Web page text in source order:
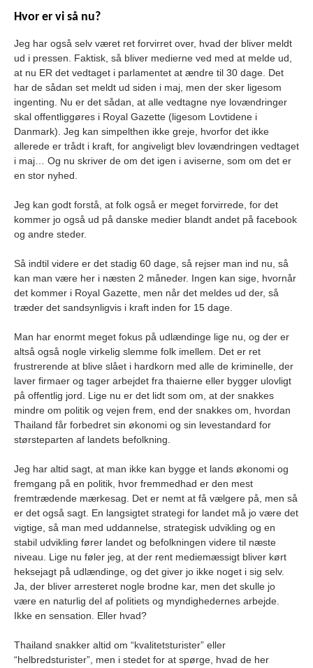
Hvor er vi så nu?
Jeg har også selv været ret forvirret over, hvad der bliver meldt
ud i pressen. Faktisk, så bliver medierne ved med at melde ud,
at nu ER det vedtaget i parlamentet at ændre til 30 dage. Det
har de sådan set meldt ud siden i maj, men der sker ligesom
ingenting. Nu er det sådan, at alle vedtagne nye lovændringer
skal offentliggøres i Royal Gazette (ligesom Lovtidene i
Danmark). Jeg kan simpelthen ikke greje, hvorfor det ikke
allerede er trådt i kraft, for angiveligt blev lovændringen vedtaget
i maj… Og nu skriver de om det igen i aviserne, som om det er
en stor nyhed.
Jeg kan godt forstå, at folk også er meget forvirrede, for det
kommer jo også ud på danske medier blandt andet på facebook
og andre steder.
Så indtil videre er det stadig 60 dage, så rejser man ind nu, så
kan man være her i næsten 2 måneder. Ingen kan sige, hvornår
det kommer i Royal Gazette, men når det meldes ud der, så
træder det sandsynligvis i kraft inden for 15 dage.
Man har enormt meget fokus på udlændinge lige nu, og der er
altså også nogle virkelig slemme folk imellem. Det er ret
frustrerende at blive slået i hardkorn med alle de kriminelle, der
laver firmaer og tager arbejdet fra thaierne eller bygger ulovligt
på offentlig jord. Lige nu er det lidt som om, at der snakkes
mindre om politik og vejen frem, end der snakkes om, hvordan
Thailand får forbedret sin økonomi og sin levestandard for
størsteparten af landets befolkning.
Jeg har altid sagt, at man ikke kan bygge et lands økonomi og
fremgang på en politik, hvor fremmedhad er den mest
fremtrædende mærkesag. Det er nemt at få vælgere på, men så
er det også sagt. En langsigtet strategi for landet må jo være det
vigtige, så man med uddannelse, strategisk udvikling og en
stabil udvikling fører landet og befolkningen videre til næste
niveau. Lige nu føler jeg, at der rent mediemæssigt bliver kørt
heksejagt på udlændinge, og det giver jo ikke noget i sig selv.
Ja, der bliver arresteret nogle brodne kar, men det skulle jo
være en naturlig del af politiets og myndighedernes arbejde.
Ikke en sensation. Eller hvad?
Thailand snakker altid om “kvalitetsturister” eller
“helbredsturister”, men i stedet for at spørge, hvad de her